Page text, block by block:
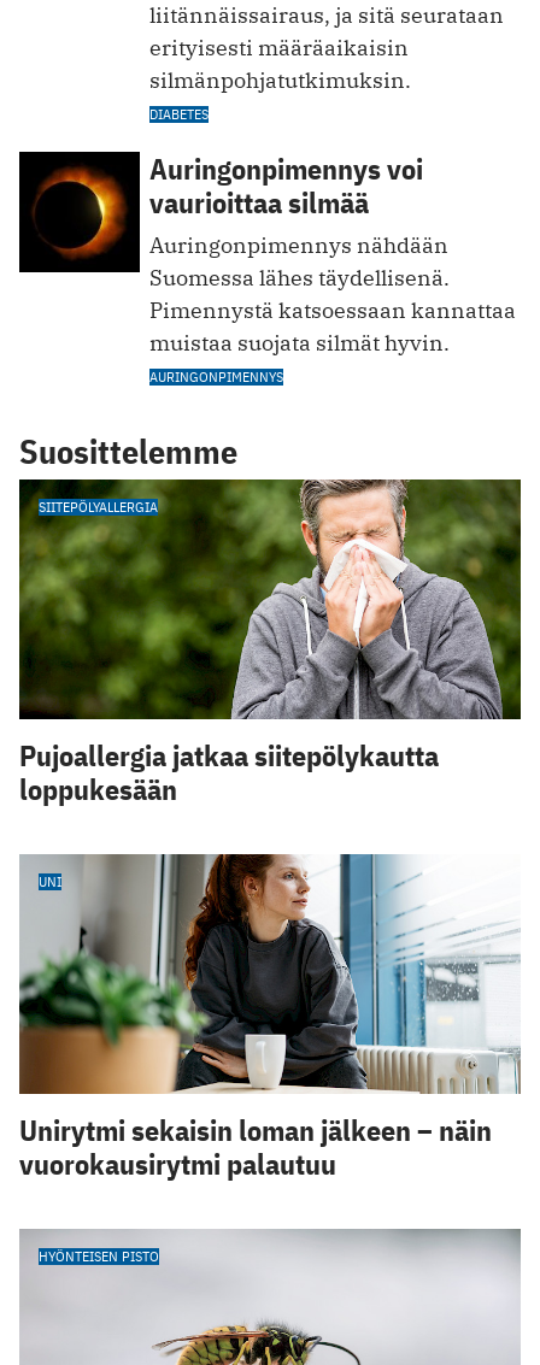
liitännäissairaus, ja sitä seurataan
erityisesti määräaikaisin
silmänpohjatutkimuksin.
DIABETES
Auringonpimennys voi
vaurioittaa silmää
Auringonpimennys nähdään
Suomessa lähes täydellisenä.
Pimennystä katsoessaan kannattaa
muistaa suojata silmät hyvin.
AURINGONPIMENNYS
Suosittelemme
SIITEPÖLYALLERGIA
Pujoallergia jatkaa siitepölykautta
loppukesään
UNI
Unirytmi sekaisin loman jälkeen – näin
vuorokausirytmi palautuu
HYÖNTEISEN PISTO